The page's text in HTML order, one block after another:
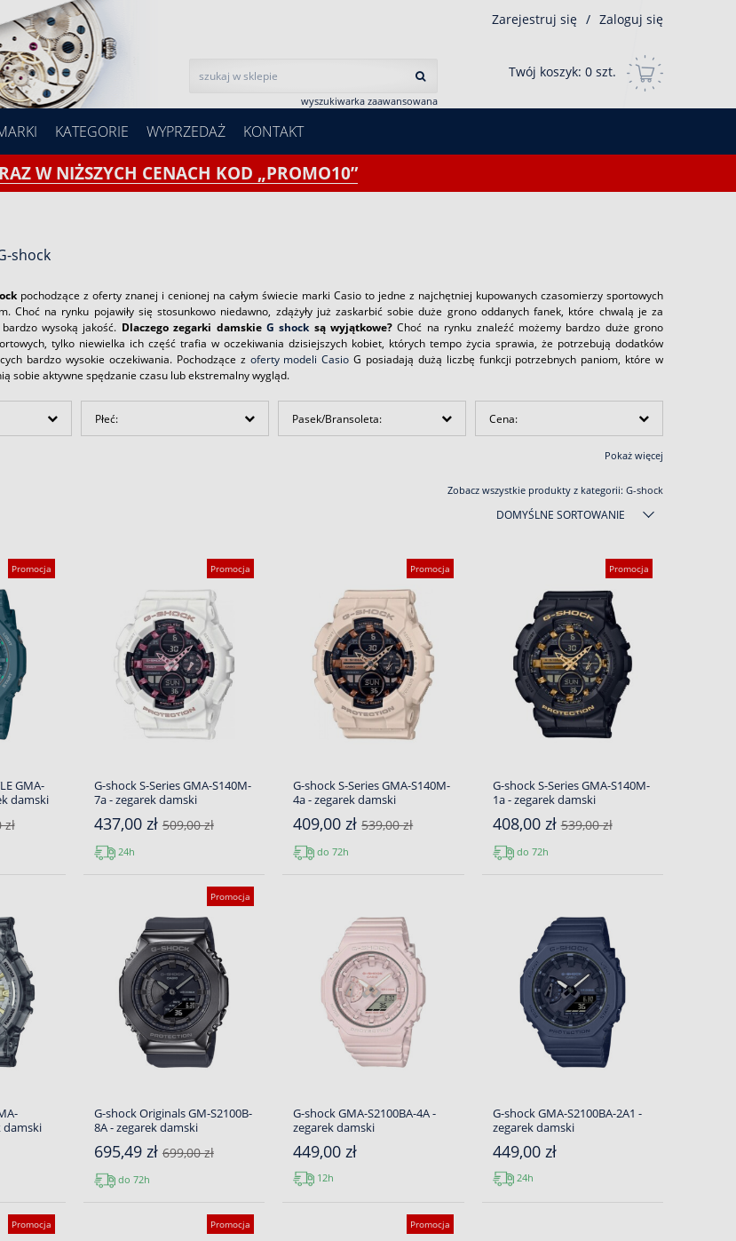
wyszukiwarka zaawansowana
Zarejestruj się / Zaloguj się
Twój koszyk: 0 szt.
KATEGORIE WYPRZEDAŻ KONTAKT
W NIŻSZYCH CENACH KOD „PROMO10”
shock
pochodzące z oferty znanej i cenionej na całym świecie marki Casio to jedne z najchętniej kupowanych czasomierzy sportowych
Choć na rynku pojawiły się stosunkowo niedawno, zdążyły już zaskarbić sobie duże grono oddanych fanek, które chwalą je za
wysoką jakość. Dlaczego zegarki damskie G shocksą wyjątkowe?Choć na rynku znaleźć możemy bardzo duże grono
tylko niewielka ich część trafia w oczekiwania dzisiejszych kobiet, których tempo życia sprawia, że potrzebują dodatków
bardzo wysokie oczekiwania. Pochodzące z oferty modeli Casio G posiadają dużą liczbę funkcji potrzebnych paniom, które w
sobie aktywne spędzanie czasu lub ekstremalny wygląd.
Płeć: Pasek/Bransoleta: Cena:
Pokaż więcej
Zobacz wszystkie produkty z kategorii: G-shock
DOMYŚLNE SORTOWANIE
Promocja
GMA-
damski
Promocja
G-shock S-Series GMA-S140M-
7a - zegarek damski
437,00 zł 509,00 zł
24h
Promocja
G-shock S-Series GMA-S140M-
4a - zegarek damski
409,00 zł539,00 zł
do 72h
Promocja
G-shock S-Series GMA-S140M-
1a - zegarek damski
408,00 zł539,00 zł
do 72h
damski
Promocja
G-shock Originals GM-S2100B-
8A - zegarek damski
695,49 zł 699,00 zł
do 72h
G-shock GMA-S2100BA-4A -
zegarek damski
449,00 zł
12h
G-shock GMA-S2100BA-2A1 -
zegarek damski
449,00 zł
24h
Promocja Promocja Promocja